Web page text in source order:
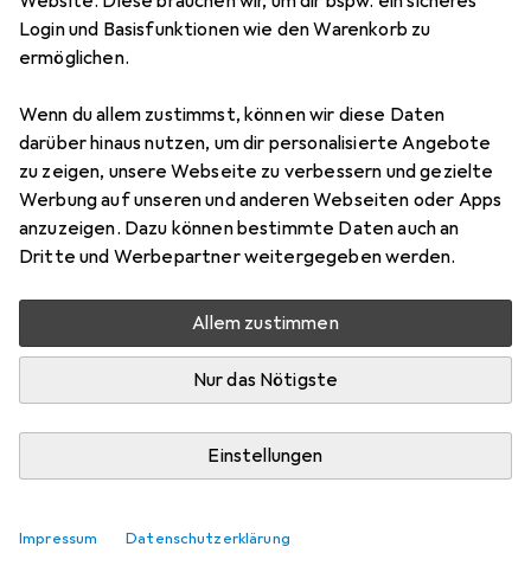
Login und Basisfunktionen wie den Warenkorb zu
ermöglichen.
Wenn du allem zustimmst, können wir diese Daten
darüber hinaus nutzen, um dir personalisierte Angebote
zu zeigen, unsere Webseite zu verbessern und gezielte
Werbung auf unseren und anderen Webseiten oder Apps
anzuzeigen. Dazu können bestimmte Daten auch an
Dritte und Werbepartner weitergegeben werden.
Allem zustimmen
Nur das Nötigste
Einstellungen
Impressum Datenschutzerklärung